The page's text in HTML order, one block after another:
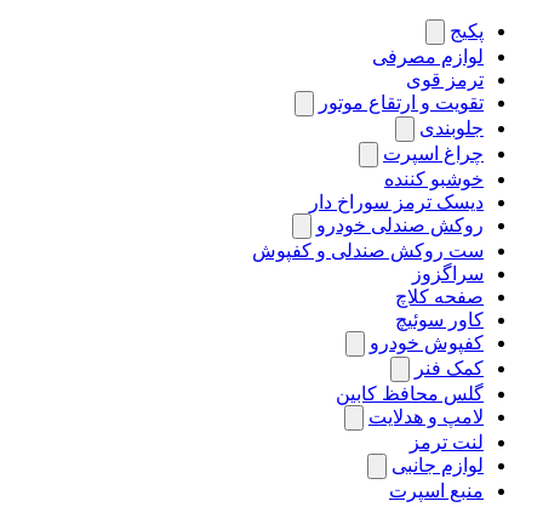
پکیج
لوازم مصرفی
ترمز قوی
تقویت و ارتقاع موتور
جلوبندی
چراغ اسپرت
خوشبو کننده
دیسک ترمز سوراخ دار
روکش صندلی خودرو
ست روکش صندلی و کفپوش
سراگزوز
صفحه کلاچ
کاور سوئیچ
کفپوش خودرو
کمک فنر
گلس محافظ کابین
لامپ و هدلایت
لنت ترمز
لوازم جانبی
منبع اسپرت